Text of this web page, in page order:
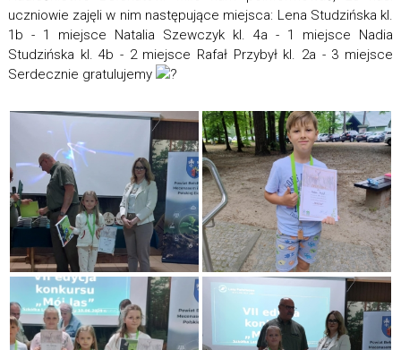
uczniowie zajęli w nim następujące miejsca: Lena Studzińska kl.
1b - 1 miejsce Natalia Szewczyk kl. 4a - 1 miejsce Nadia
Studzińska kl. 4b - 2 miejsce Rafał Przybył kl. 2a - 3 miejsce
Serdecznie gratulujemy